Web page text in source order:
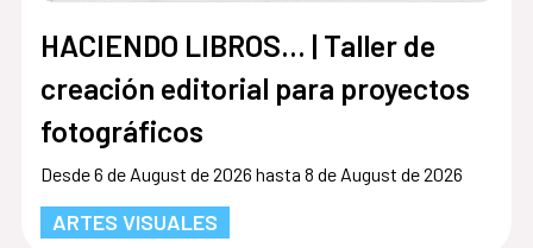
HACIENDO LIBROS… | Taller de
creación editorial para proyectos
fotográficos
Desde 6 de August de 2026 hasta 8 de August de 2026
ARTES VISUALES